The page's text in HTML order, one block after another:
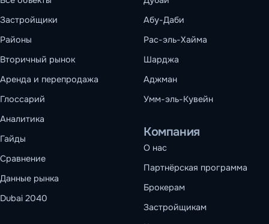
Застройщики
Районы
Вторичный рынок
Аренда и перепродажа
Глоссарий
Аналитика
Гайды
Сравнение
Данные рынка
Dubai 2040
Абу-Даби
Рас-эль-Хайма
Шарджа
Аджман
Умм-эль-Кувейн
Компания
О нас
Партнёрская программа
Брокерам
Застройщикам